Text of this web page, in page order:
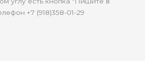
+7 (918)358-01-29